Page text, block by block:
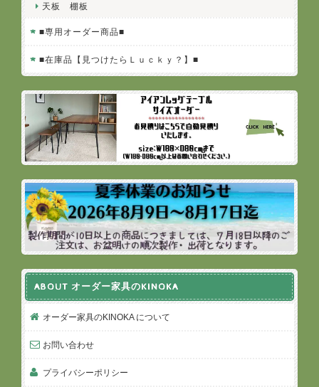
天板 棚板
■専用オーダー商品■
■在庫品【見つけたらＬｕｃｋｙ？】■
ABOUT オーダー家具のKINOKA
オーダー家具のKINOKA について
お問い合わせ
プライバシーポリシー